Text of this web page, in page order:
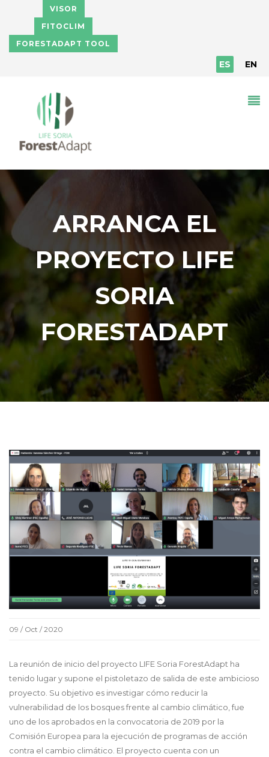
Pasar al contenido principal
VISOR
FITOCLIM
FORESTADAPT TOOL
ES EN
ARRANCA EL
PROYECTO LIFE
SORIA
FORESTADAPT
09 / Oct / 2020
La reunión de inicio del proyecto LIFE Soria ForestAdapt ha
tenido lugar y supone el pistoletazo de salida de este ambicioso
proyecto. Su objetivo es investigar cómo reducir la
vulnerabilidad de los bosques frente al cambio climático, fue
uno de los aprobados en la convocatoria de 2019 por la
Comisión Europea para la ejecución de programas de acción
contra el cambio climático. El proyecto cuenta con un